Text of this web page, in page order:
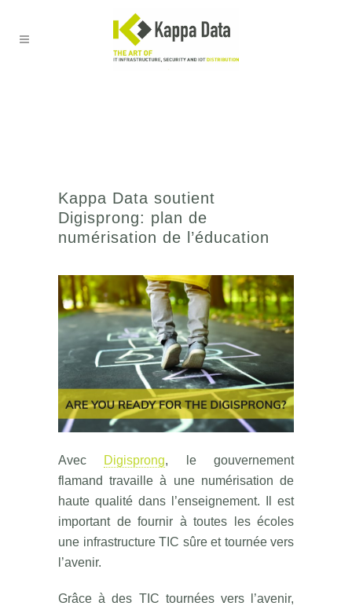
Kappa Data soutient
Digisprong: plan de
numérisation de l’éducation
Avec Digisprong, le gouvernement
flamand travaille à une numérisation de
haute qualité dans l’enseignement. Il est
important de fournir à toutes les écoles
une infrastructure TIC sûre et tournée vers
l’avenir.
Grâce à des TIC tournées vers l’avenir,